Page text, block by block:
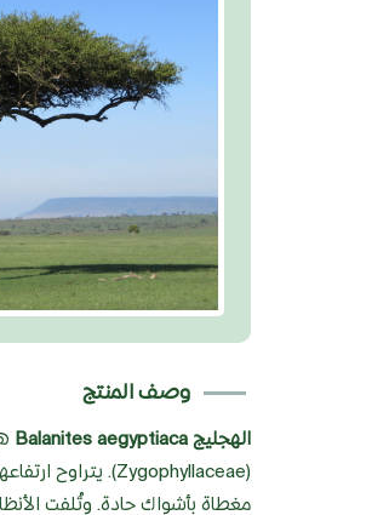
وصف المنتج
الهجليج Balanites aegyptiaca
مغطاة بأشواك حادة. وتُلفت